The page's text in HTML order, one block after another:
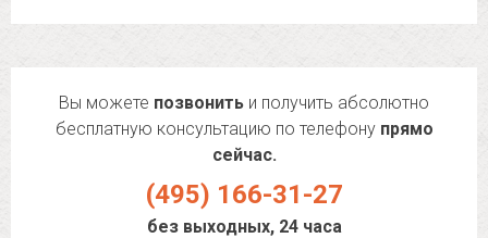
Вы можете позвонить и получить абсолютно
бесплатную консультацию по телефону прямо
сейчас.
(495) 166-31-27
без выходных, 24 часа